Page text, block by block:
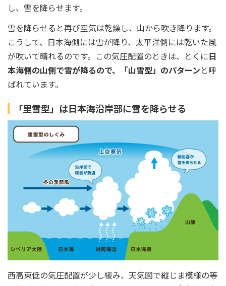
し、雪を降らせます。
雪を降らせると再び空気は乾燥し、山から吹き降ります。
こうして、日本海側には雪が降り、太平洋側には乾いた風
が吹いて晴れるのです。この気圧配置のときは、とくに日
本海側の山側で雪が降るので、「山雪型」のパターンと呼
ばれています。
「里雪型」は日本海沿岸部に雪を降らせる
西高東低の気圧配置が少し緩み、天気図で縦じま模様の等